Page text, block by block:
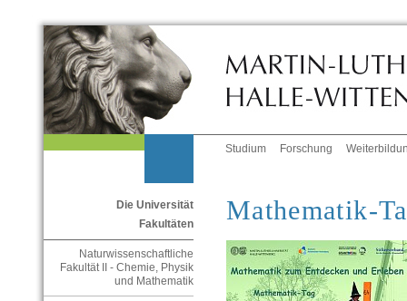
Studium Forschung
Die Universität
Fakultäten
Naturwissenschaftliche
Fakultät II - Chemie, Physik
und Mathematik
Mathematik-